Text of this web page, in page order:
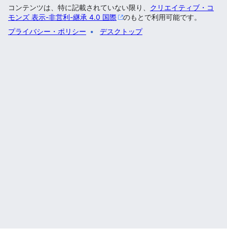
コンテンツは、特に記載されていない限り、 クリエイティブ・コ
モンズ 表示-非営利-継承 4.0 国際
のもとで利用可能です。
プライバシー・ポリシー
デスクトップ